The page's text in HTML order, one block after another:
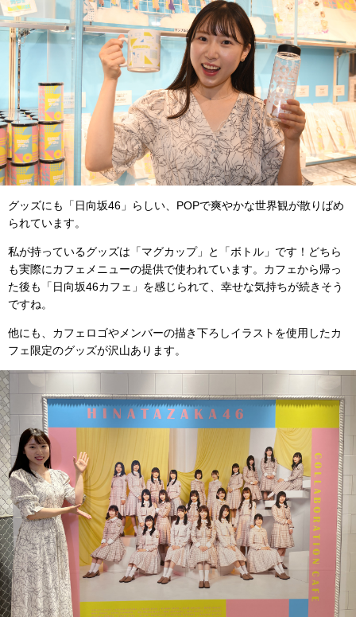
グッズにも「日向坂46」らしい、POPで爽やかな世界観が散りばめ
られています。
私が持っているグッズは「マグカップ」と「ボトル」です！どちら
も実際にカフェメニューの提供で使われています。カフェから帰っ
た後も「日向坂46カフェ」を感じられて、幸せな気持ちが続きそう
ですね。
他にも、カフェロゴやメンバーの描き下ろしイラストを使用したカ
フェ限定のグッズが沢山あります。